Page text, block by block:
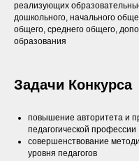
реализующих
дошкольного, начального
общего, среднего общего,
образования
Задачи Конкурса
повышение авторитета и
педагогической профессии
совершенствование
уровня педагогов